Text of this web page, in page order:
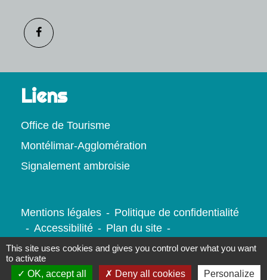
Liens
Office de Tourisme
Montélimar-Agglomération
Signalement ambroisie
Mentions légales - Politique de confidentialité
- Accessibilité - Plan du site -
Gestion des cookies
Site créé en partenariat avec Réseau des Communes
This site uses cookies and gives you control over what you want
to activate
OK, accept all
Deny all cookies Personalize